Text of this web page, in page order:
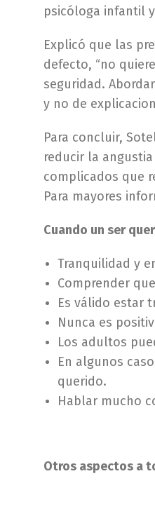
psicóloga infantil
Explicó que las
defecto, “no
seguridad.
y no de
Para concluir,
reducir la
complicados que
Para mayores
Cuando un ser
Tranquilidad y
Comprender
Es válido estar
Nunca es
Los adultos
En algunos
querido.
Hablar mucho
Otros aspectos a